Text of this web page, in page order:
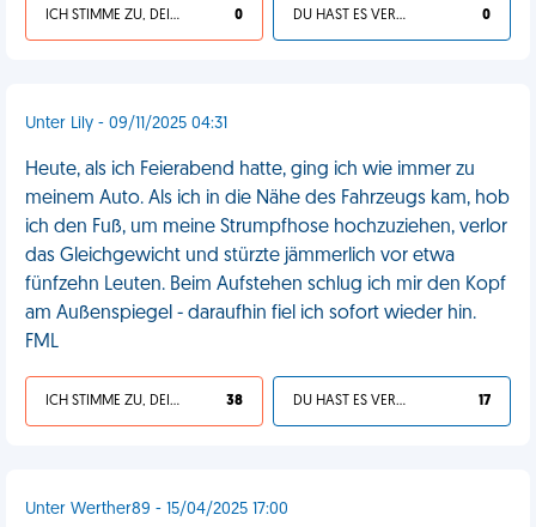
ICH STIMME ZU, DEIN LEBEN IST SCHEISSE 0 DU HAST ES VERDIENT 0
Unter Lily - 09/11/2025 04:31
Heute, als ich Feierabend hatte, ging ich wie immer zu
meinem Auto. Als ich in die Nähe des Fahrzeugs kam, hob
ich den Fuß, um meine Strumpfhose hochzuziehen, verlor
das Gleichgewicht und stürzte jämmerlich vor etwa
fünfzehn Leuten. Beim Aufstehen schlug ich mir den Kopf
am Außenspiegel - daraufhin fiel ich sofort wieder hin.
FML
ICH STIMME ZU, DEIN LEBEN IST SCHEISSE 38 DU HAST ES VERDIENT 17
Unter Werther89 - 15/04/2025 17:00